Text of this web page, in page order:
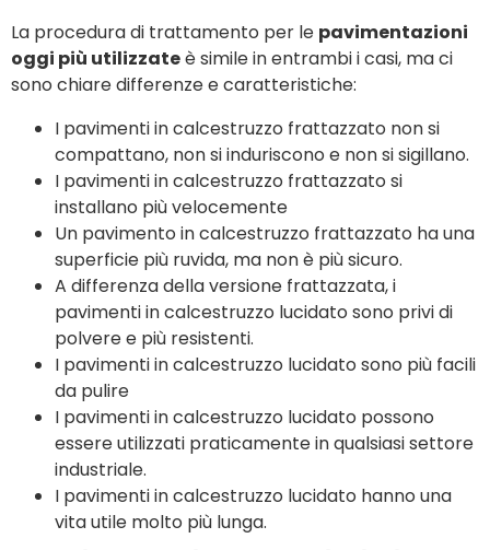
La procedura di trattamento per le pavimentazioni
oggi più utilizzateè simile in entrambi i casi, ma ci
sono chiare differenze e caratteristiche:
I pavimenti in calcestruzzo frattazzato non si
compattano, non si induriscono e non si sigillano.
I pavimenti in calcestruzzo frattazzato si
installano più velocemente
Un pavimento in calcestruzzo frattazzato ha una
superficie più ruvida, ma non è più sicuro.
A differenza della versione frattazzata, i
pavimenti in calcestruzzo lucidato sono privi di
polvere e più resistenti.
I pavimenti in calcestruzzo lucidato sono più facili
da pulire
I pavimenti in calcestruzzo lucidato possono
essere utilizzati praticamente in qualsiasi settore
industriale.
I pavimenti in calcestruzzo lucidato hanno una
vita utile molto più lunga.